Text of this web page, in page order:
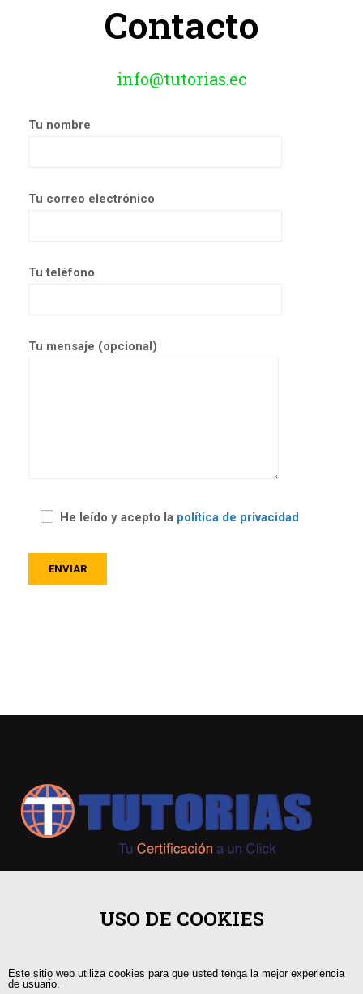
Contacto
info@tutorias.ec
Tu nombre
Tu correo electrónico
Tu teléfono
Tu mensaje (opcional)
He leído y acepto la política de privacidad
capacitacion@tutorias.ec
USO DE COOKIES
Este sitio web utiliza cookies para que usted tenga la mejor experiencia
de usuario.